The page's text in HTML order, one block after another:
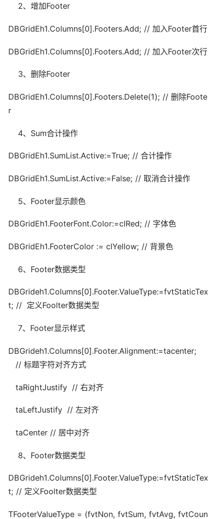
2、增加Footer
DBGridEh1.Columns[0].Footers.Add; // 加入Footer首行
DBGridEh1.Columns[0].Footers.Add; // 加入Footer次行
3、删除Footer
DBGridEh1.Columns[0].Footers.Delete(1); // 删除Foote
r
4、Sum合计操作
DBGridEh1.SumList.Active:=True; // 合计操作
DBGridEh1.SumList.Active:=False; // 取消合计操作
5、Footer显示颜色
DBGridEh1.FooterFont.Color:=clRed; // 字体色
DBGridEh1.FooterColor := clYellow; // 背景色
6、Footer数据类型
DBGrideh1.Columns[0].Footer.ValueType:=fvtStaticTex
t; // 定义Foolter数据类型
7、Footer显示样式
DBGrideh1.Columns[0].Footer.Alignment:=tacenter;
// 标题字符对齐方式
taRightJustify // 右对齐
taLeftJustify // 左对齐
taCenter // 居中对齐
8、Footer数据类型
DBGrideh1.Columns[0].Footer.ValueType:=fvtStaticTex
t; // 定义Foolter数据类型
TFooterValueType = (fvtNon, fvtSum, fvtAvg, fvtCoun